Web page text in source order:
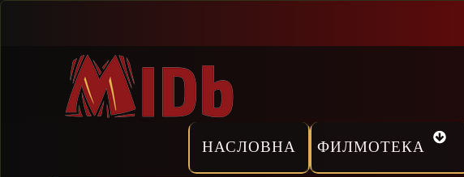
Прескокни
НАСЛОВНА ФИЛМОТЕКА